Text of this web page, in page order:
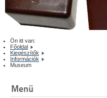
Ön itt van:
Főoldal
Kiegészítők
Információk
Museum
Menü